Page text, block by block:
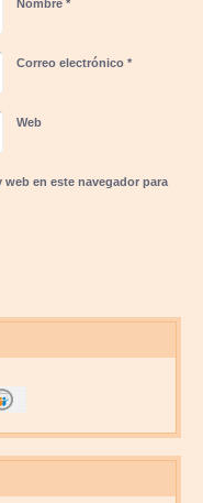
Nombre*
Correo electrónico*
Web
en este navegador para